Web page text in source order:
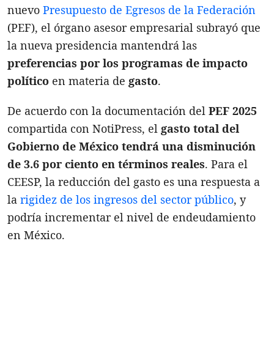
nuevo Presupuesto de Egresos de la Federación
(PEF), el órgano asesor empresarial subrayó que
la nueva presidencia mantendrá las
preferencias por los programas de impacto
político en materia de gasto.
De acuerdo con la documentación del PEF 2025
compartida con NotiPress, el gasto total del
Gobierno de México tendrá una disminución
de 3.6 por ciento en términos reales. Para el
CEESP, la reducción del gasto es una respuesta a
la rigidez de los ingresos del sector público, y
podría incrementar el nivel de endeudamiento
en México.